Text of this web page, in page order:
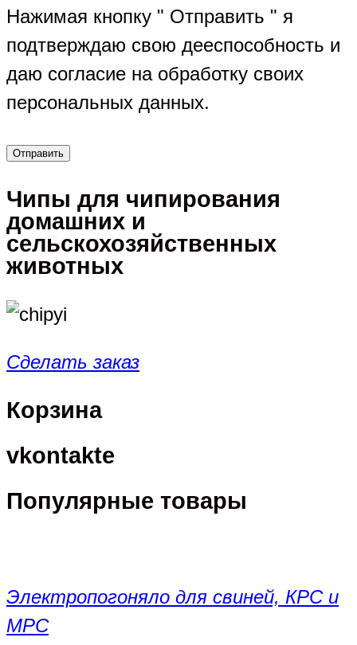
Нажимая кнопку " Отправить " я
подтверждаю свою дееспособность и
даю согласие на обработку своих
персональных данных.
Чипы для чипирования
домашних и
сельскохозяйственных
животных
Сделать заказ
Корзина
vkontakte
Популярные товары
Электропогоняло для свиней, КРС и
МРС